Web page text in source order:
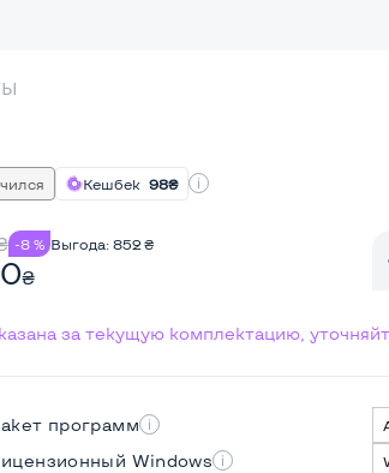
Кешбек 98₴
-8 % Выгода: 852₴
₴
за текущую комплектацию,
программ
Windows